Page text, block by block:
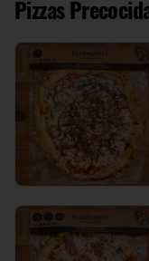
Pizzas